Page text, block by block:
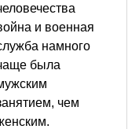
и военная
намного
была
чем